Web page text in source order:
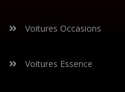
Voitures Occasions
Voitures Essence